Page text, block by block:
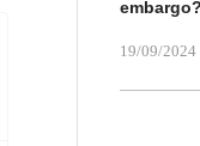
19/09/2024